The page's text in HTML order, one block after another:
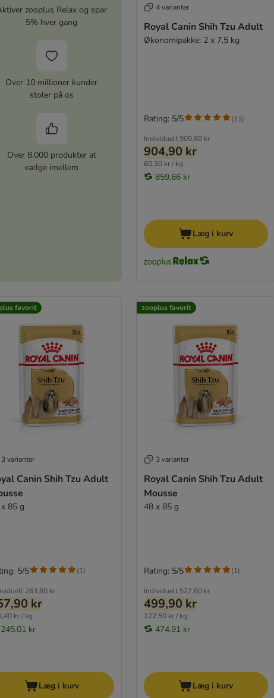
zooplus Relax og spar
5% hver gang
Over 10 millioner kunder
stoler på os
Over 8.000 produkter at
vælge imellem
4 varianter
Royal Canin Shih Tzu Adult
Økonomipakke: 2 x 7,5 kg
Individuelt 909,80 kr
904,90 kr
60,30 kr / kg
859,66 kr
Rating: 5/5 (11)
Læg i kurv
favorit
3 varianter
Canin Shih Tzu Adult
85 g
263,80 kr
kr
kr / kg
245,01 kr
5/5 (1)
Læg i kurv
zooplus favorit
3 varianter
Royal Canin Shih Tzu Adult
Mousse
48 x 85 g
Individuelt 527,60 kr
499,90 kr
122,50 kr / kg
474,91 kr
Rating: 5/5 (1)
Læg i kurv